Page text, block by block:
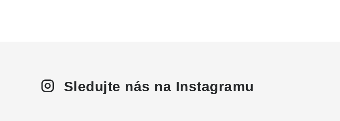
Sledujte nás na Instagramu